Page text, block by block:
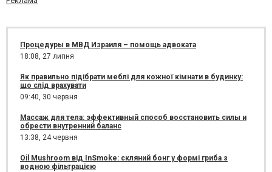
Процедуры в МВД Израиля – помощь адвоката
18:08, 27 липня
Як правильно підібрати меблі для кожної кімнати в будинку:
що слід врахувати
09:40, 30 червня
Массаж для тела: эффективный способ восстановить силы и
обрести внутренний баланс
13:38, 24 червня
Oil Mushroom від InSmoke: скляний бонг у формі гриба з
водною фільтрацією